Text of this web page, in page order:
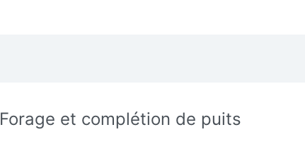
Forage et complétion de puits